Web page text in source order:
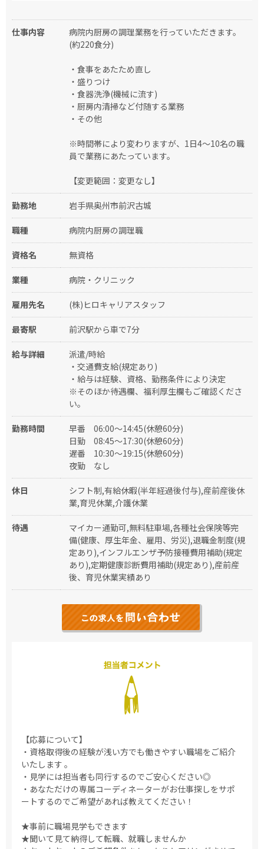
仕事内容
病院内厨房の調理業務を行っていただきます。
(約220食分)
・食事をあたため直し
・盛りつけ
・食器洗浄(機械に流す)
・厨房内清掃など付随する業務
・その他
※時間帯により変わりますが、1日4～10名の職
員で業務にあたっています。
【変更範囲：変更なし】
勤務地 岩手県奥州市前沢古城
職種 病院内厨房の調理職
資格名 無資格
業種 病院・クリニック
雇用先名 (株)ヒロキャリアスタッフ
最寄駅 前沢駅から車で7分
給与詳細
派遣/時給
・交通費支給(規定あり)
・給与は経験、資格、勤務条件により決定
※そのほか待遇欄、福利厚生欄もご確認くださ
い。
勤務時間 早番
06:00〜14:45(休憩60分)
日勤
08:45〜17:30(休憩60分)
遅番
10:30〜19:15(休憩60分)
夜勤
なし
休日
シフト制,有給休暇(半年経過後付与),産前産後休
業,育児休業,介護休業
待遇
マイカー通勤可,無料駐車場,各種社会保険等完
備(健康、厚生年金、雇用、労災),退職金制度(規
定あり),インフルエンザ予防接種費用補助(規定
あり),定期健康診断費用補助(規定あり),産前産
後、育児休業実績あり
【応募について】
・資格取得後の経験が浅い方でも働きやすい職場をご紹介
いたします 。
・見学には担当者も同行するのでご安心ください◎
・あなただけの専属コーディネーターがお仕事探しをサポ
ートするのでご希望があれば教えてください！
★事前に職場見学もできます
★聞いて見て納得して転職、就職しませんか